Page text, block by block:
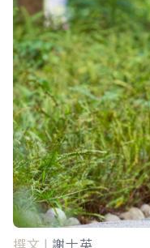
撰文 | 謝士英